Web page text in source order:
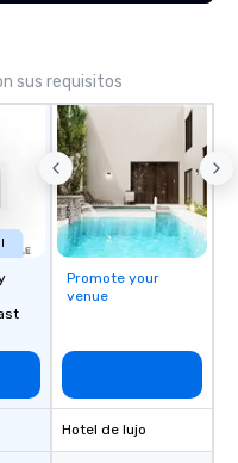
sus requisitos
Promote your
venue
Hotel de lujo